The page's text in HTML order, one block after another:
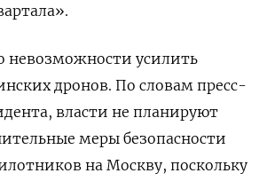
невозможности усилить
дронов. По словам пресс-
власти не планируют
меры безопасности
на Москву, поскольку